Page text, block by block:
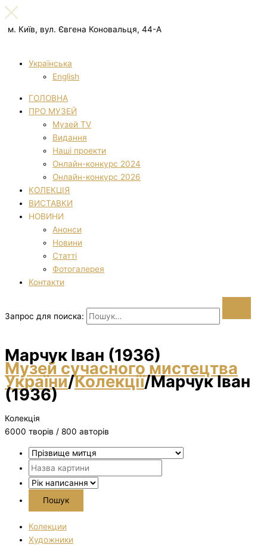
м. Київ, вул. Євгена Коновальця, 44-А
Українська
English
ГОЛОВНА
ПРО МУЗЕЙ
Музей TV
Видання
Наші проекти
Онлайн-конкурс 2024
Онлайн-конкурс 2026
КОЛЕКЦІЯ
ВИСТАВКИ
НОВИНИ
Анонси
Новини
Статті
Фотогалерея
Контакти
Запрос для поиска:
Марчук Іван (1936)
Музей сучасного мистецтва
України/Колекції/Марчук Іван
(1936)
Колекція
6000 творiв / 800 авторів
Колекции
Художники